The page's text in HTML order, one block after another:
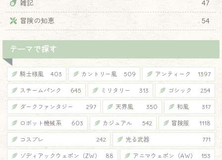
雑記
47
冒険の知恵
54
テーマで探す
騎士様風 403 カントリー風 509 アンティーク 1397
スチームパンク 645 ミリタリー 313 ゴシック 254
ダークファンタジー 297 天界風 350 和風 317
ロボット機械系 603 カジュアル 542 冒険服 1118
コスプレ 242 光る武器 771
ゾディアックウェポン（ZW） 88 アニマウェポン（AW） 153